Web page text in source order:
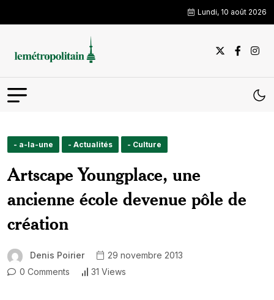
Lundi, 10 août 2026
- a-la-une - Actualités - Culture
Artscape Youngplace, une
ancienne école devenue pôle de
création
Denis Poirier
29 novembre 2013
0 Comments
31 Views